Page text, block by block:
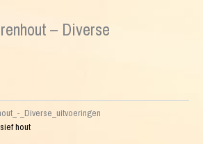
– Diverse
_Diverse_uitvoeringen
hout